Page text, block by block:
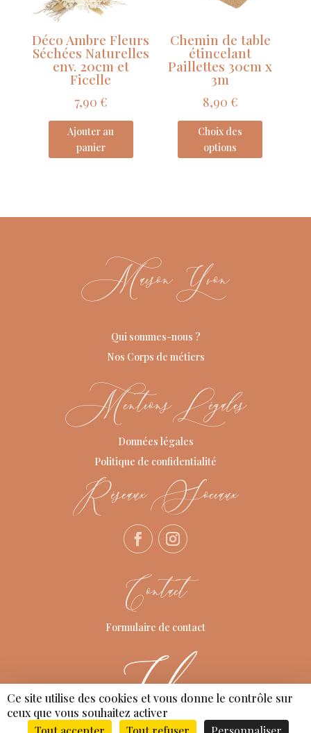
Déco Ambre Fleurs
Séchées Naturelles
env. 20cm et
Ficelle
7,90 €
Ajouter au
panier
Chemin de table
étincelant
Paillettes 30cm x
3m
8,90 €
Choix des
options
Maison Yvon
Qui sommes-nous ?
Nos Corps de métiers
Mentions Légales
Données légales
Politique de confidentialité
Réseaux Sociaux
Contact
Formulaire de contact
Ce site utilise des cookies et vous donne le contrôle sur
ceux que vous souhaitez activer